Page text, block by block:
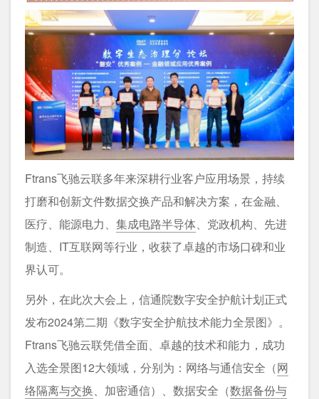
Ftrans飞驰云联多年来深耕行业客户应用场景，持续
打磨和创新文件数据交换产品和解决方案，在金融、
医疗、能源电力、 集成电路半导体、党政机构、先进
制造、IT互联网等行业，收获了卓越的市场口碑和业
界认可。
另外，在此次大会上，信通院数字安全护航计划正式
发布2024第二期《数字安全护航技术能力全景图》。
Ftrans飞驰云联凭借全面、卓越的技术和能力，成功
入选全景图12大领域，分别为：网络与通信安全（网
络隔离与交换、加密通信）、数据安全（数据备份与